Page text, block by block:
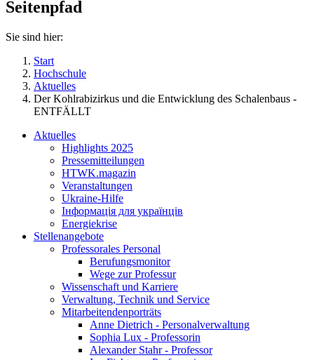
Seitenpfad
Sie sind hier:
Start
Hochschule
Aktuelles
Der Kohlrabizirkus und die Entwicklung des Schalenbaus -
ENTFÄLLT
Aktuelles
Highlights 2025
Pressemitteilungen
HTWK.magazin
Veranstaltungen
Ukraine-Hilfe
Інформація для українців
Energiekrise
Stellenangebote
Professorales Personal
Berufungsmonitor
Wege zur Professur
Wissenschaft und Karriere
Verwaltung, Technik und Service
Mitarbeitendenporträts
Anne Dietrich - Personalverwaltung
Sophia Lux - Professorin
Alexander Stahr - Professor